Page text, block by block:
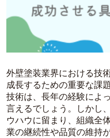
外壁塗装業界における技
成長するための重要な課
技術は、長年の経験によ
言えるでしょう。しかし
ウハウに留まり、組織全
業の継続性や品質の維持